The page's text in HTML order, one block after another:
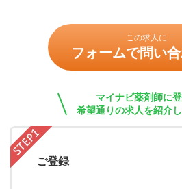
この求人に
フォームで問い
マイナビ薬剤師に
希望通りの求人を紹介
ご登録